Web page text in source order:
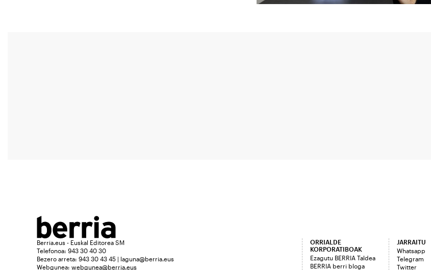
Berria.eus - Euskal Editorea SM
Telefonoa: 943 30 40 30
Bezero arreta: 943 30 43 45 | laguna@berria.eus
Webgunea: webgunea@berria.eus
ORRIALDE
KORPORATIBOAK
Ezagutu BERRIA Taldea
BERRIA berri bloga
JARRAITU
Whatsapp
Telegram
Twitter